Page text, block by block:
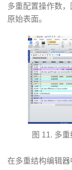
多重配置操作数，
原始表面。
图 11. 多
在多重结构编辑器